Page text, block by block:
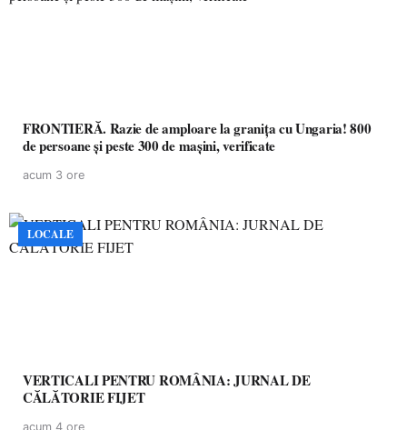
FRONTIERĂ. Razie de amploare la granița cu Ungaria! 800
de persoane și peste 300 de mașini, verificate
acum 3 ore
LOCALE
VERTICALI PENTRU ROMÂNIA: JURNAL DE
CĂLĂTORIE FIJET
acum 4 ore